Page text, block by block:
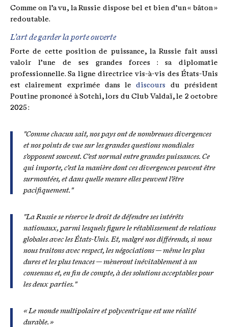
Comme on l’a vu, la Russie dispose bel et bien d’un « bâton »
redoutable.
L’art de garder la porte ouverte
Forte de cette position de puissance, la Russie fait aussi
valoir l’une de ses grandes forces : sa diplomatie
professionnelle. Sa ligne directrice vis-à-vis des États-Unis
est clairement exprimée dans lediscours du président
Poutine prononcé à Sotchi, lors du Club Valdaï, le 2 octobre
2025 :
"Comme chacun sait, nos pays ont de nombreuses divergences
et nos points de vue sur les grandes questions mondiales
s’opposent souvent. C’est normal entre grandes puissances. Ce
qui importe, c’est la manière dont ces divergences peuvent être
surmontées, et dans quelle mesure elles peuvent l’être
pacifiquement."
"La Russie se réserve le droit de défendre ses intérêts
nationaux, parmi lesquels figure le rétablissement de relations
globales avec les États-Unis. Et, malgré nos différends, si nous
nous traitons avec respect, les négociations — même les plus
dures et les plus tenaces — mèneront inévitablement à un
consensus et, en fin de compte, à des solutions acceptables pour
les deux parties."
« Le monde multipolaire et polycentrique est une réalité
durable. »